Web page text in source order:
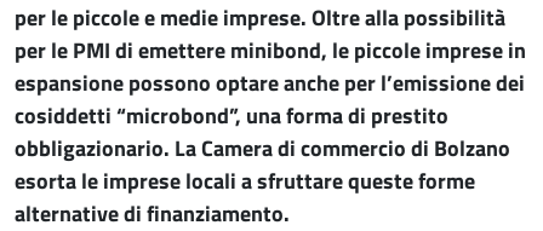
per le piccole e medie imprese. Oltre alla possibilità
per le PMI di emettere minibond, le piccole imprese in
espansione possono optare anche per l’emissione dei
cosiddetti “microbond”, una forma di prestito
obbligazionario. La Camera di commercio di Bolzano
esorta le imprese locali a sfruttare queste forme
alternative di finanziamento.